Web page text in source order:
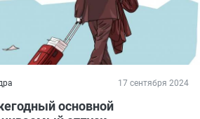
17 сентября 2024
основной